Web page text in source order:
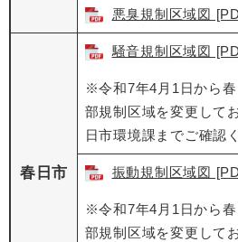
悪臭規制区域図
春日市
騒音規制区域図
※令和7年4月1日から
部規制区域を変更して
日市環境課までご確認
振動規制区域図
※令和7年4月1日から
部規制区域を変更して